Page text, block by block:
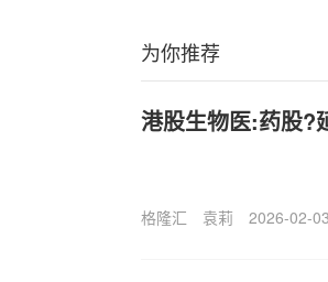
为你推荐
港股生物医:药股?
格隆汇 袁莉 2026-02-